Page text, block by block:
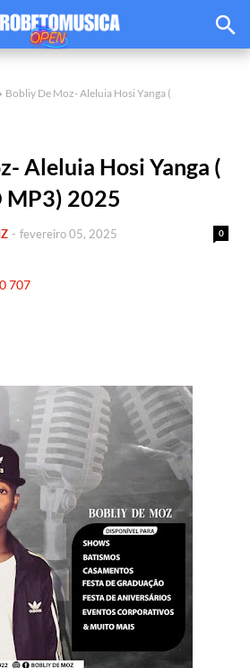
Bobliy De Moz- Aleluia Hosi Yanga (
Aleluia Hosi Yanga (
MP3) 2025
0
- fevereiro 05, 2025